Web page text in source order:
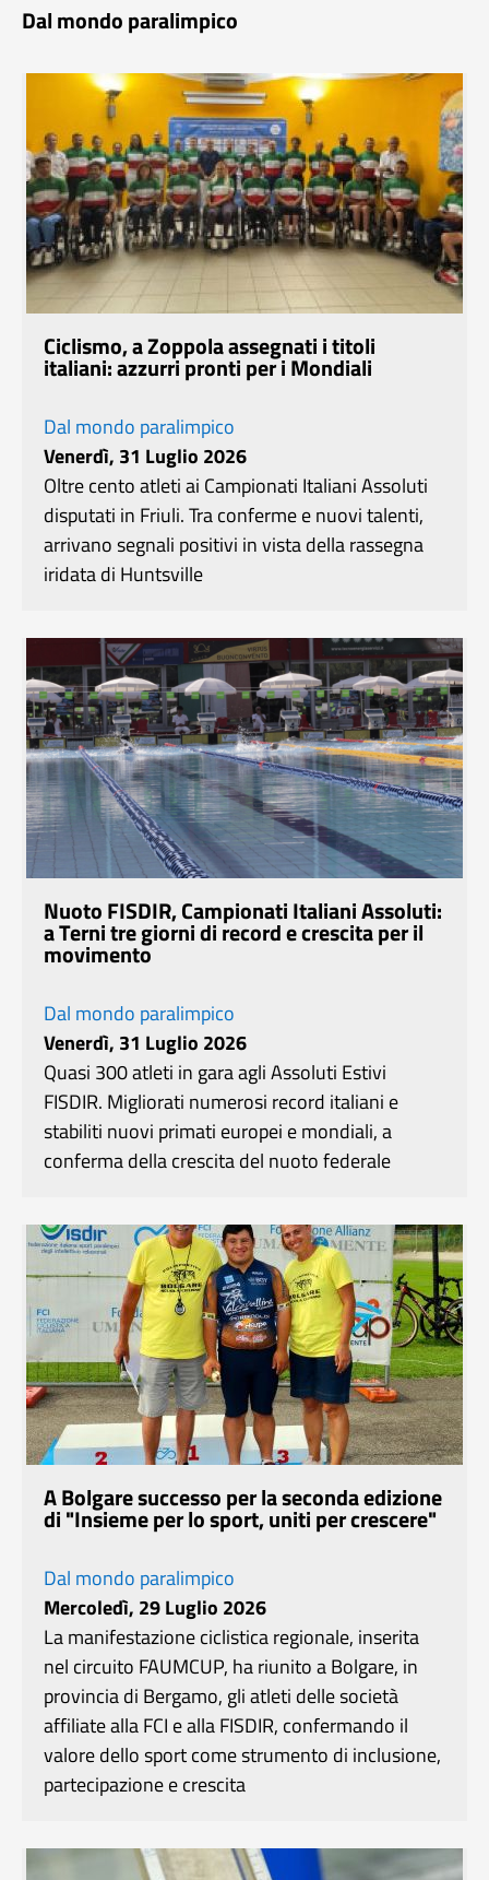
Dal mondo paralimpico
Ciclismo, a Zoppola assegnati i titoli
italiani: azzurri pronti per i Mondiali
Dal mondo paralimpico
Venerdì, 31 Luglio 2026
Oltre cento atleti ai Campionati Italiani Assoluti
disputati in Friuli. Tra conferme e nuovi talenti,
arrivano segnali positivi in vista della rassegna
iridata di Huntsville
Nuoto FISDIR, Campionati Italiani Assoluti:
a Terni tre giorni di record e crescita per il
movimento
Dal mondo paralimpico
Venerdì, 31 Luglio 2026
Quasi 300 atleti in gara agli Assoluti Estivi
FISDIR. Migliorati numerosi record italiani e
stabiliti nuovi primati europei e mondiali, a
conferma della crescita del nuoto federale
A Bolgare successo per la seconda edizione
di "Insieme per lo sport, uniti per crescere"
Dal mondo paralimpico
Mercoledì, 29 Luglio 2026
La manifestazione ciclistica regionale, inserita
nel circuito FAUMCUP, ha riunito a Bolgare, in
provincia di Bergamo, gli atleti delle società
affiliate alla FCI e alla FISDIR, confermando il
valore dello sport come strumento di inclusione,
partecipazione e crescita